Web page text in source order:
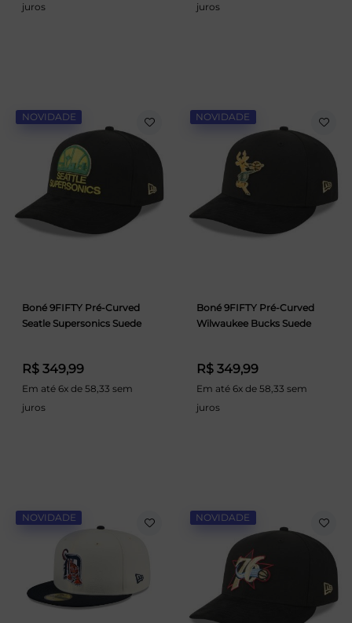
juros juros
NOVIDADE
Boné 9FIFTY Pré-Curved
Seatle Supersonics Suede
R$ 349,99
Em até 6x de 58,33 sem
juros
NOVIDADE
Boné 9FIFTY Pré-Curved
Wilwaukee Bucks Suede
R$ 349,99
Em até 6x de 58,33 sem
juros
NOVIDADE NOVIDADE